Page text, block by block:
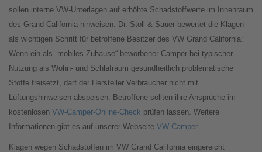
sollen interne VW-Unterlagen auf erhöhte Schadstoffwerte im Innenraum
des Grand California hinweisen. Dr. Stoll & Sauer bewertet die Klagen
als wichtigen Schritt für betroffene Besitzer des VW Grand California:
Wenn ein als „mobiles Zuhause“ beworbener Camper bei typischer
Nutzung als Wohn- und Schlafraum gesundheitlich problematische
Stoffe freisetzt, darf der Hersteller Verbraucher nicht mit
Lüftungshinweisen abspeisen. Betroffene sollten ihre Ansprüche im
kostenlosen VW-Camper-Online-Check prüfen lassen. Weitere
Informationen gibt es auf unserer Webseite VW-Camper.
Klagen wegen Schadstoffen im VW Grand California eingereicht